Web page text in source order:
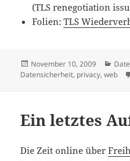
(TLS renegotiation
Folien:TLS
Veröffentlicht
am
November 10, 2009
Datensicherheit, privacy,web
Ein letztes
Die Zeit online über